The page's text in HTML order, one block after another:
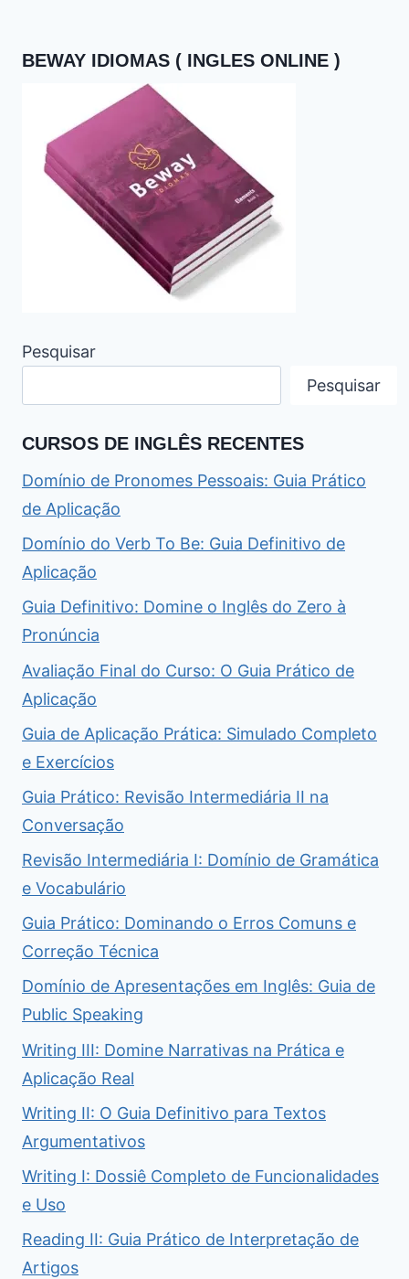
BEWAY IDIOMAS ( INGLES ONLINE )
Pesquisar
Pesquisar
CURSOS DE INGLÊS RECENTES
Domínio de Pronomes Pessoais: Guia Prático
de Aplicação
Domínio do Verb To Be: Guia Definitivo de
Aplicação
Guia Definitivo: Domine o Inglês do Zero à
Pronúncia
Avaliação Final do Curso: O Guia Prático de
Aplicação
Guia de Aplicação Prática: Simulado Completo
e Exercícios
Guia Prático: Revisão Intermediária II na
Conversação
Revisão Intermediária I: Domínio de Gramática
e Vocabulário
Guia Prático: Dominando o Erros Comuns e
Correção Técnica
Domínio de Apresentações em Inglês: Guia de
Public Speaking
Writing III: Domine Narrativas na Prática e
Aplicação Real
Writing II: O Guia Definitivo para Textos
Argumentativos
Writing I: Dossiê Completo de Funcionalidades
e Uso
Reading II: Guia Prático de Interpretação de
Artigos